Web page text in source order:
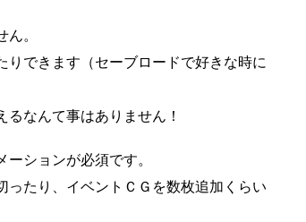
。
りできます（セーブロードで好きな時に
なんて事はありません！
ションが必須です。
ったり、イベントＣＧを数枚追加くらい